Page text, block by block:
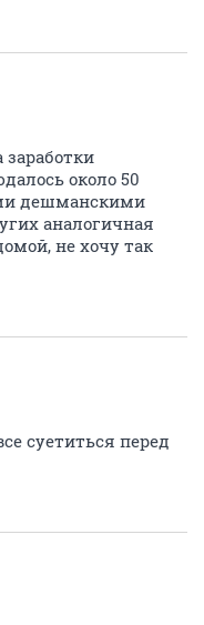
заработки
около 50
дешманскими
аналогичная
не хочу так
суетиться перед